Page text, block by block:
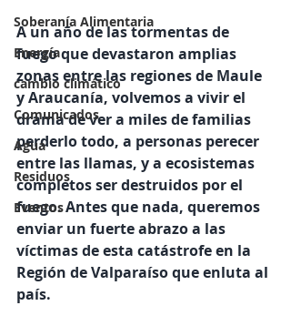
Soberanía Alimentaria
Energía
cambio climático
Comunicados
Agua
Residuos
Eventos
A un año de las tormentas de
fuego que devastaron amplias
zonas entre las regiones de Maule
y Araucanía, volvemos a vivir el
drama de ver a miles de familias
perderlo todo, a personas perecer
entre las llamas, y a ecosistemas
completos ser destruidos por el
fuego. Antes que nada, queremos
enviar un fuerte abrazo a las
víctimas de esta catástrofe en la
Región de Valparaíso que enluta al
país.